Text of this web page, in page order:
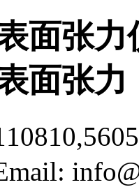
面张
面张力